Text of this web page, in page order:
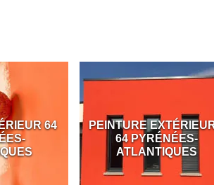
64
PEINTURE
64 PYRÉNÉES-
ATLANTIQUES